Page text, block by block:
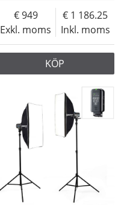
Exkl. moms
949
Inkl. moms
1 186.25
KÖP